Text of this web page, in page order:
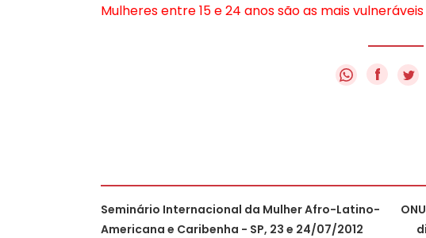
Mulheres entre 15 e 24 anos são as mais
f
Seminário Internacional da Mulher Afro-Latino-
Americana e Caribenha - SP, 23 e 24/07/2012